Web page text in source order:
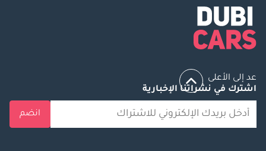
عد إلى الأعلى
اشترك في نشراتنا الإخبارية
انضم